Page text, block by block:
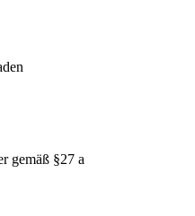
gemäß §27 a